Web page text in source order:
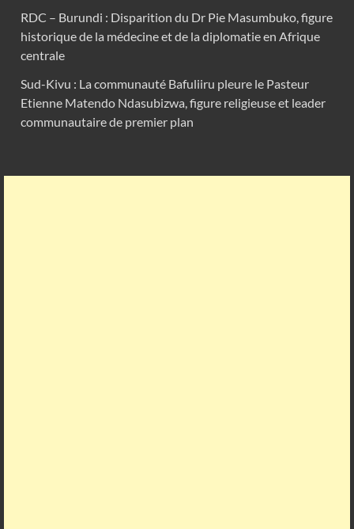
RDC – Burundi : Disparition du Dr Pie Masumbuko, figure
historique de la médecine et de la diplomatie en Afrique
centrale
Sud-Kivu : La communauté Bafuliiru pleure le Pasteur
Etienne Matendo Ndasubizwa, figure religieuse et leader
communautaire de premier plan